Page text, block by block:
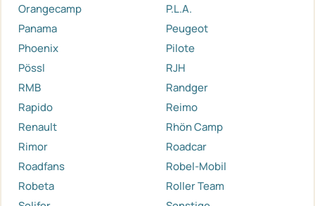
Orangecamp
P.L.A.
Panama
Peugeot
Phoenix
Pilote
Pössl
RJH
RMB
Randger
Rapido
Reimo
Renault
Rhön Camp
Rimor
Roadcar
Roadfans
Robel-Mobil
Robeta
Roller Team